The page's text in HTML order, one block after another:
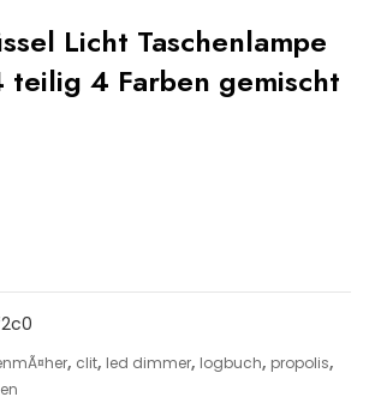
Licht Taschenlampe
teilig 4 Farben gemischt
, clit, led dimmer, logbuch, propolis,